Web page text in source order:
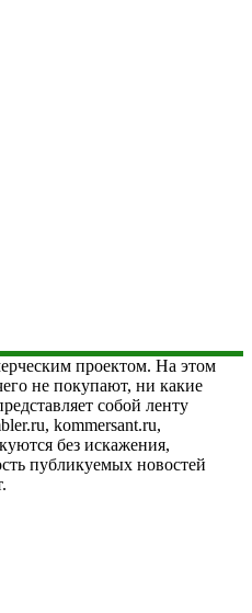
проектом. На этом
не покупают, ни какие
собой ленту
kommersant.ru,
без искажения,
публикуемых новостей